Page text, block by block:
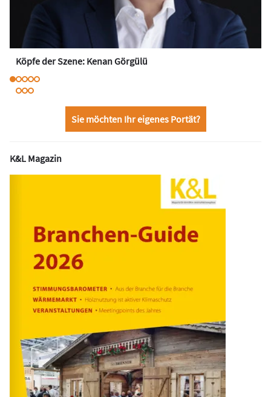
Köpfe der Szene: Kenan Görgülü
Sie möchten Ihr eigenes Portät?
K&L Magazin